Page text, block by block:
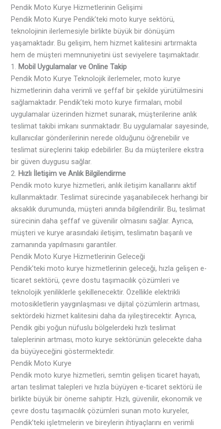
Pendik Moto Kurye Hizmetlerinin Gelişimi
Pendik Moto Kurye Pendik’teki moto kurye sektörü,
teknolojinin ilerlemesiyle birlikte büyük bir dönüşüm
yaşamaktadır. Bu gelişim, hem hizmet kalitesini artırmakta
hem de müşteri memnuniyetini üst seviyelere taşımaktadır.
1. Mobil Uygulamalar ve Online Takip
Pendik Moto Kurye Teknolojik ilerlemeler, moto kurye
hizmetlerinin daha verimli ve şeffaf bir şekilde yürütülmesini
sağlamaktadır. Pendik’teki moto kurye firmaları, mobil
uygulamalar üzerinden hizmet sunarak, müşterilerine anlık
teslimat takibi imkanı sunmaktadır. Bu uygulamalar sayesinde,
kullanıcılar gönderilerinin nerede olduğunu öğrenebilir ve
teslimat süreçlerini takip edebilirler. Bu da müşterilere ekstra
bir güven duygusu sağlar.
2. Hızlı İletişim ve Anlık Bilgilendirme
Pendik moto kurye hizmetleri, anlık iletişim kanallarını aktif
kullanmaktadır. Teslimat sürecinde yaşanabilecek herhangi bir
aksaklık durumunda, müşteri anında bilgilendirilir. Bu, teslimat
sürecinin daha şeffaf ve güvenilir olmasını sağlar. Ayrıca,
müşteri ve kurye arasındaki iletişim, teslimatın başarılı ve
zamanında yapılmasını garantiler.
Pendik Moto Kurye Hizmetlerinin Geleceği
Pendik’teki moto kurye hizmetlerinin geleceği, hızla gelişen e-
ticaret sektörü, çevre dostu taşımacılık çözümleri ve
teknolojik yeniliklerle şekillenecektir. Özellikle elektrikli
motosikletlerin yaygınlaşması ve dijital çözümlerin artması,
sektördeki hizmet kalitesini daha da iyileştirecektir. Ayrıca,
Pendik gibi yoğun nüfuslu bölgelerdeki hızlı teslimat
taleplerinin artması, moto kurye sektörünün gelecekte daha
da büyüyeceğini göstermektedir.
Pendik Moto Kurye
Pendik moto kurye hizmetleri, semtin gelişen ticaret hayatı,
artan teslimat talepleri ve hızla büyüyen e-ticaret sektörü ile
birlikte büyük bir öneme sahiptir. Hızlı, güvenilir, ekonomik ve
çevre dostu taşımacılık çözümleri sunan moto kuryeler,
Pendik’teki işletmelerin ve bireylerin ihtiyaçlarını en verimli